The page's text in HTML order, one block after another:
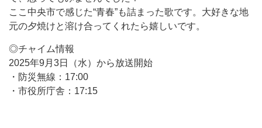
ここ中央市で感じた“青春”も詰まった歌です。大好きな地
元の夕焼けと溶け合ってくれたら嬉しいです。
◎チャイム情報
2025年9月3日（水）から放送開始
・防災無線：17:00
・市役所庁舎：17:15